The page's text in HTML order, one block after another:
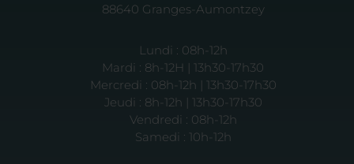
88640 Granges-Aumontzey
Lundi : 08h-12h
Mardi : 8h-12H | 13h30-17h30
Mercredi : 08h-12h | 13h30-17h30
Jeudi : 8h-12h | 13h30-17h30
Vendredi : 08h-12h
Samedi : 10h-12h